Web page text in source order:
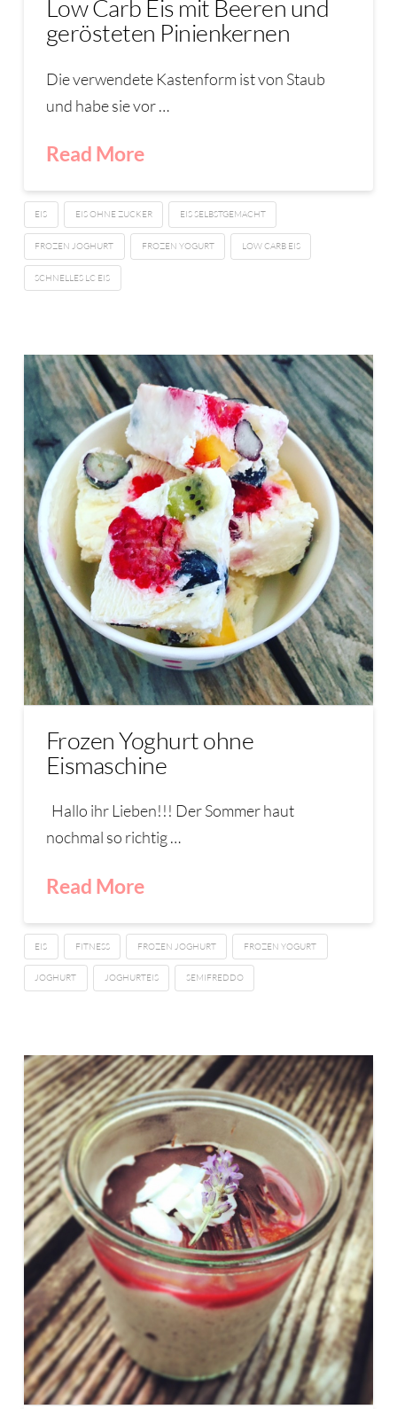
Low Carb Eis mit Beeren und
gerösteten Pinienkernen
Die verwendete Kastenform ist von Staub
und habe sie vor …
Read More
EIS EIS OHNE ZUCKER EIS SELBSTGEMACHT
FROZEN JOGHURT FROZEN YOGURT LOW CARB EIS
SCHNELLES LC EIS
Frozen Yoghurt ohne
Eismaschine
Hallo ihr Lieben!!! Der Sommer haut
nochmal so richtig …
Read More
EIS FITNESS FROZEN JOGHURT FROZEN YOGURT
JOGHURT JOGHURTEIS SEMIFREDDO